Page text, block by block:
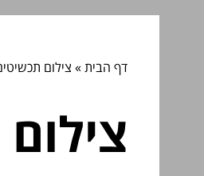
דף הבית» צילום